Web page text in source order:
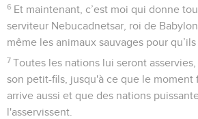
6 Et maintenant, c’est moi qui donne
serviteur Nebucadnetsar, roi de
même les animaux sauvages pour
7 Toutes les nations lui seront
son petit-fils, jusqu'à ce que le moment
arrive aussi et que des nations
l'asservissent.